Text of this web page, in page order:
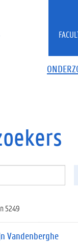
5249
Vandenberghe